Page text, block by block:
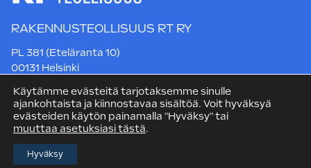
RAKENNUSTEOLLISUUS RT RY
PL 381 (Eteläranta 10)
00131 Helsinki
rt@rakennusteollisuus.fi
Käytämme evästeitä tarjotaksemme sinulle
ajankohtaista ja kiinnostavaa sisältöä. Voit hyväksyä
evästeiden käytön painamalla "Hyväksy" tai
muuttaa asetuksiasi tästä.
Hyväksy